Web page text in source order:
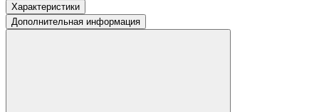
Характеристики
Дополнительная информация